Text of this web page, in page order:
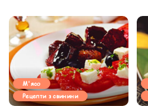
М'ясо
Рецепти з свинини